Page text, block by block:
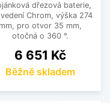
dřezová baterie,
Chrom, výška 274
mm, pro otvor 35 mm,
otočná o 360 °.
Cena
6 651 Kč
Běžně skladem